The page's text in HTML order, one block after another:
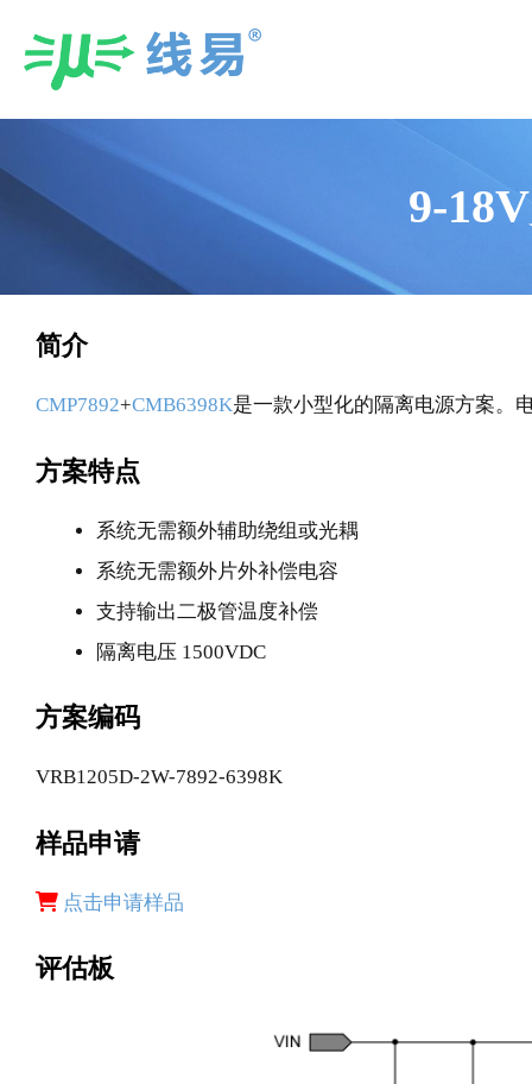
9-
简介
CMP7892+CMB6398K是一款小型化的隔离电源方案。
方案特点
系统无需额外辅助绕组或光耦
系统无需额外片外补偿电容
支持输出二极管温度补偿
隔离电压 1500VDC
方案编码
VRB1205D-2W-7892-6398K
样品申请
点击申请样品
评估板